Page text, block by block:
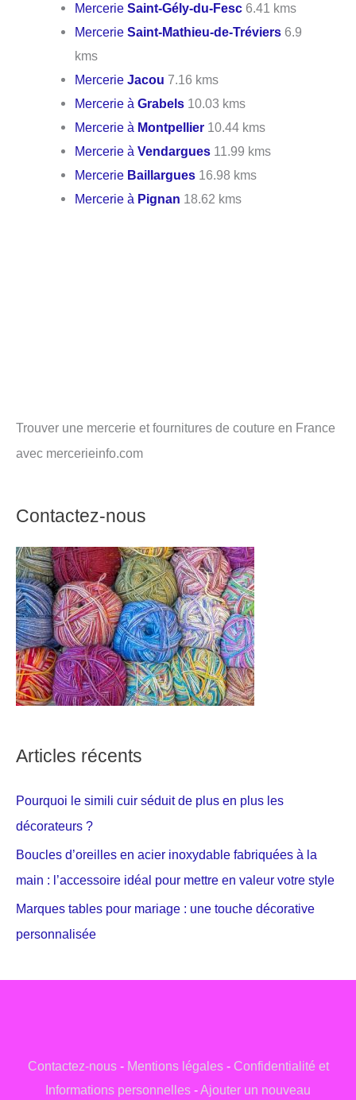
MercerieSaint-Gély-du-Fesc 6.41 kms
MercerieSaint-Mathieu-de-Tréviers 6.9
kms
MercerieJacou 7.16 kms
Mercerie àGrabels 10.03 kms
Mercerie à Montpellier 10.44 kms
Mercerie àVendargues 11.99 kms
Mercerie Baillargues 16.98 kms
Mercerie à Pignan 18.62 kms
Trouver une mercerie et fournitures de couture en France
avec mercerieinfo.com
Contactez-nous
Articles récents
Pourquoi le simili cuir séduit de plus en plus les
décorateurs ?
Boucles d’oreilles en acier inoxydable fabriquées à la
main : l’accessoire idéal pour mettre en valeur votre style
Marques tables pour mariage : une touche décorative
personnalisée
Contactez-nous- Mentions légales- Confidentialité et
Informations personnelles -Ajouter un nouveau